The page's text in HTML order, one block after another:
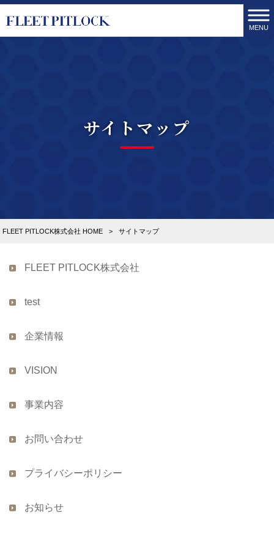
MENU
サイトマップ
FLEET PITLOCK株式会社 HOME > サイトマップ
FLEET PITLOCK株式会社
test
企業情報
VISION
事業内容
お問い合わせ
プライバシーポリシー
お知らせ